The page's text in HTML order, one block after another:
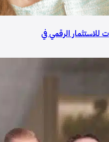
الرقمي في